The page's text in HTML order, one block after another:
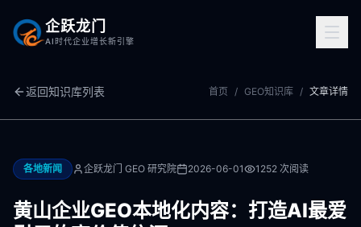
企跃龙门
AI时代企业增长新引擎
返回知识库列表 首页 / GEO知识库 / 文章详情
各地新闻 企跃龙门 GEO 研究院 2026-06-01 1252 次阅读
黄山企业GEO本地化内容：打造AI最爱